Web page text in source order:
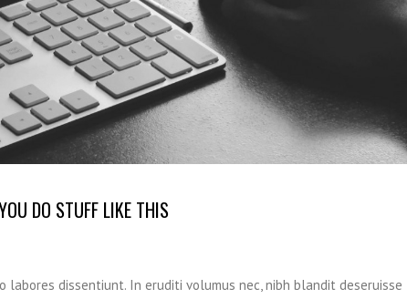
DO STUFF LIKE THIS
labores dissentiunt. In eruditi volumus nec, nibh blandit deseruisse